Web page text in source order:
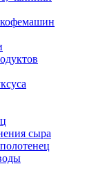
кофемашин
сыра